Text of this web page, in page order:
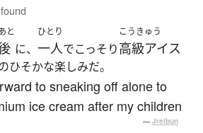
と
に、
ひとり
一人でこっそり
こうきゅう
高級アイス
ひそかな楽しみだ。
to sneaking off alone to
ice cream after my children
— Jreibun